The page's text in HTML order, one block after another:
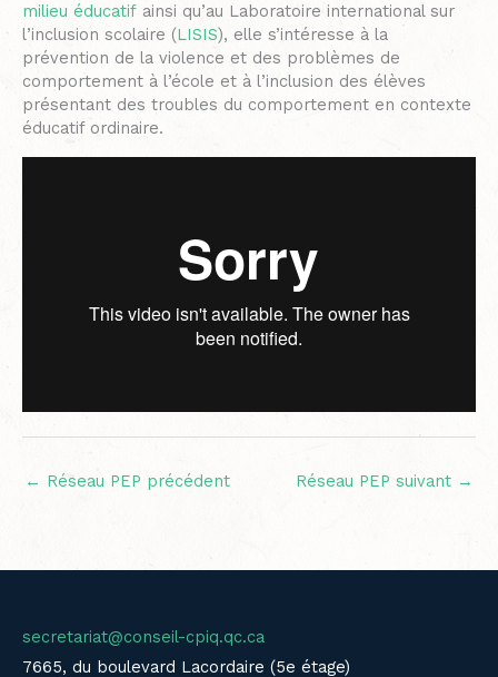
milieu éducatif ainsi qu’au Laboratoire international sur
l’inclusion scolaire (LISIS), elle s’intéresse à la
prévention de la violence et des problèmes de
comportement à l’école et à l’inclusion des élèves
présentant des troubles du comportement en contexte
éducatif ordinaire.
← Réseau PEP précédent Réseau PEP suivant →
secretariat@conseil-cpiq.qc.ca
7665, du boulevard Lacordaire (5e étage)